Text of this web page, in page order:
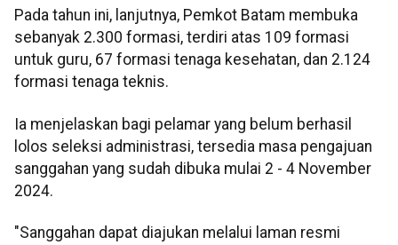
Pada tahun ini, lanjutnya, Pemkot Batam membuka
sebanyak 2.300 formasi, terdiri atas 109 formasi
untuk guru, 67 formasi tenaga kesehatan, dan 2.124
formasi tenaga teknis.
Ia menjelaskan bagi pelamar yang belum berhasil
lolos seleksi administrasi, tersedia masa pengajuan
sanggahan yang sudah dibuka mulai 2 - 4 November
2024.
"Sanggahan dapat diajukan melalui laman resmi